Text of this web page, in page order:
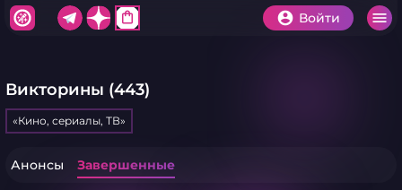
shopping_bag Войти
Викторины (443)
«Кино, сериалы, ТВ»
Анонсы Завершенные